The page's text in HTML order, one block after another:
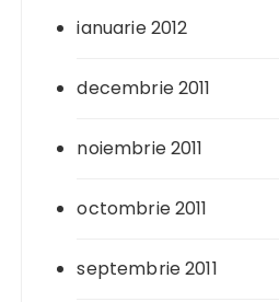
ianuarie 2012
decembrie 2011
noiembrie 2011
octombrie 2011
septembrie 2011